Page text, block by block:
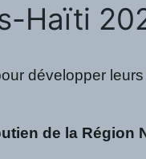
Haïti
développer
de la Région